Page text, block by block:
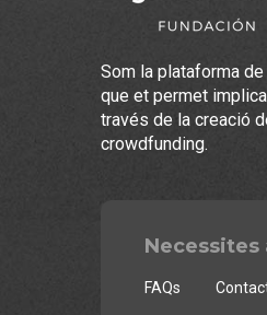
Som la plataforma
que et permet
través de la creació
crowdfunding.
Necessites
FAQs